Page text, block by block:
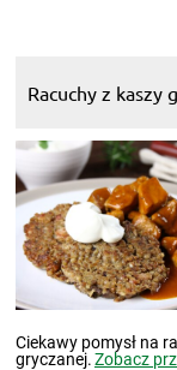
Racuchy z kaszy
Ciekawy pomysł na
gryczanej.Zobacz